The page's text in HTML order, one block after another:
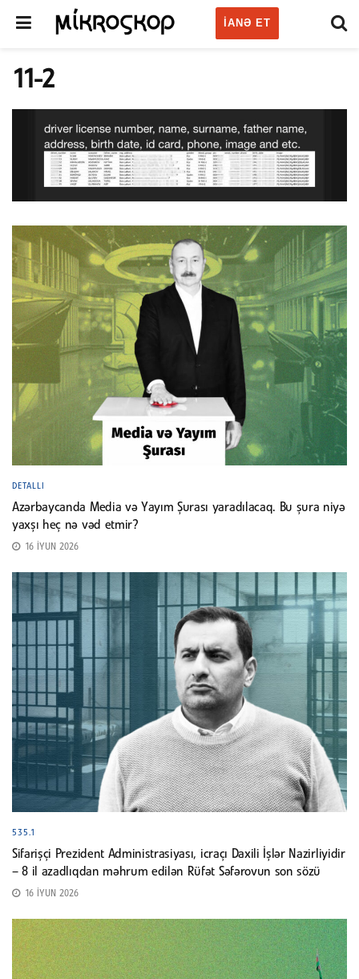
IANƏ ET
11-2
DETALLI
Azərbaycanda Media və Yayım Şurası yaradılacaq. Bu şura niyə
yaxşı heç nə vəd etmir?
16 İYUN 2026
535.1
Sifarişçi Prezident Administrasiyası, icraçı Daxili İşlər Nazirliyidir
– 8 il azadlıqdan məhrum edilən Rüfət Səfərovun son sözü
16 İYUN 2026